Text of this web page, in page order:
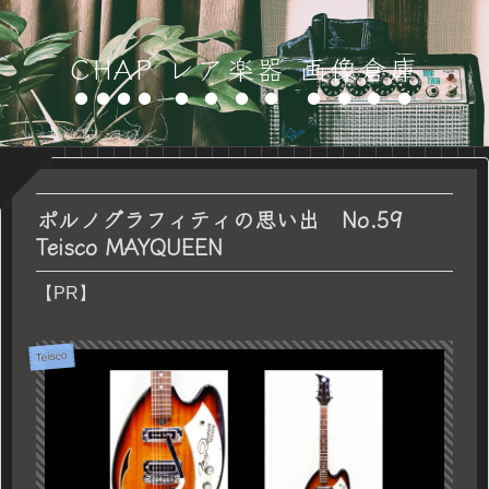
CHAP レア楽器 画像倉庫
ポルノグラフィティの思い出 No.59
Teisco MAYQUEEN
【PR】
Teisco